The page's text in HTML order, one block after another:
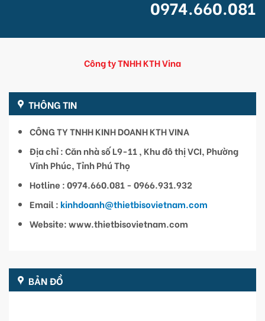
0974.660.081
Công ty TNHH KTH Vina
THÔNG TIN
CÔNG TY TNHH KINH DOANH KTH VINA
Địa chỉ : Căn nhà số L9-11 , Khu đô thị VCI, Phường
Vĩnh Phúc, Tỉnh Phú Thọ
Hotline : 0974.660.081 - 0966.931.932
Email : kinhdoanh@thietbisovietnam.com
Website: www.thietbisovietnam.com
BẢN ĐỒ